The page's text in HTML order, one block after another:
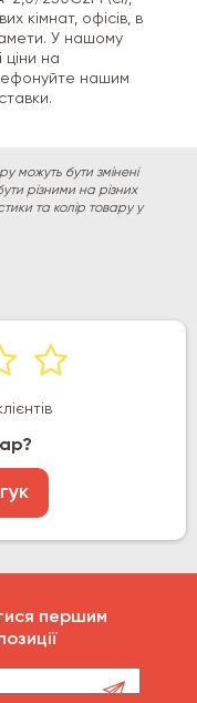
кімнат, офісів, в
У нашому
ціни на
нашим
можуть бути змінені
різними на різних
та колір товару у
першим